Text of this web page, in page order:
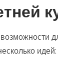
идей: